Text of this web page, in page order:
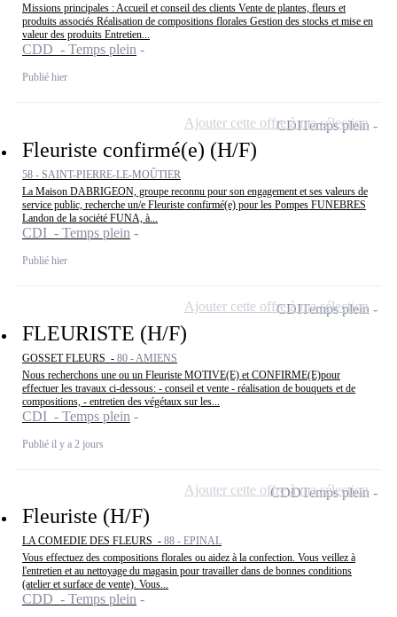
Missions principales : Accueil et conseil des clients Vente de plantes, fleurs et
produits associés Réalisation de compositions florales Gestion des stocks et mise en
valeur des produits Entretien...
CDD - Temps plein
Publié hier
Fleuriste confirmé(e) (H/F)
58 - SAINT-PIERRE-LE-MOÛTIER
La Maison DABRIGEON, groupe reconnu pour son engagement et ses valeurs de
service public, recherche un/e Fleuriste confirmé(e) pour les Pompes FUNEBRES
Landon de la société FUNA, à...
CDI - Temps plein
Publié hier
CDITemps plein
Ajouter cette offre à ma sélection
FLEURISTE (H/F)
GOSSET FLEURS - 80 - AMIENS
Nous recherchons une ou un Fleuriste MOTIVE(E) et CONFIRME(E)pour
effectuer les travaux ci-dessous: - conseil et vente - réalisation de bouquets et de
compositions, - entretien des végétaux sur les...
CDI - Temps plein
Publié il y a 2 jours
CDITemps plein
Ajouter cette offre à ma sélection
Fleuriste (H/F)
LA COMEDIE DES FLEURS - 88 - EPINAL
Vous effectuez des compositions florales ou aidez à la confection. Vous veillez à
l'entretien et au nettoyage du magasin pour travailler dans de bonnes conditions
(atelier et surface de vente). Vous...
CDD - Temps plein
CDDTemps plein
Ajouter cette offre à ma sélection